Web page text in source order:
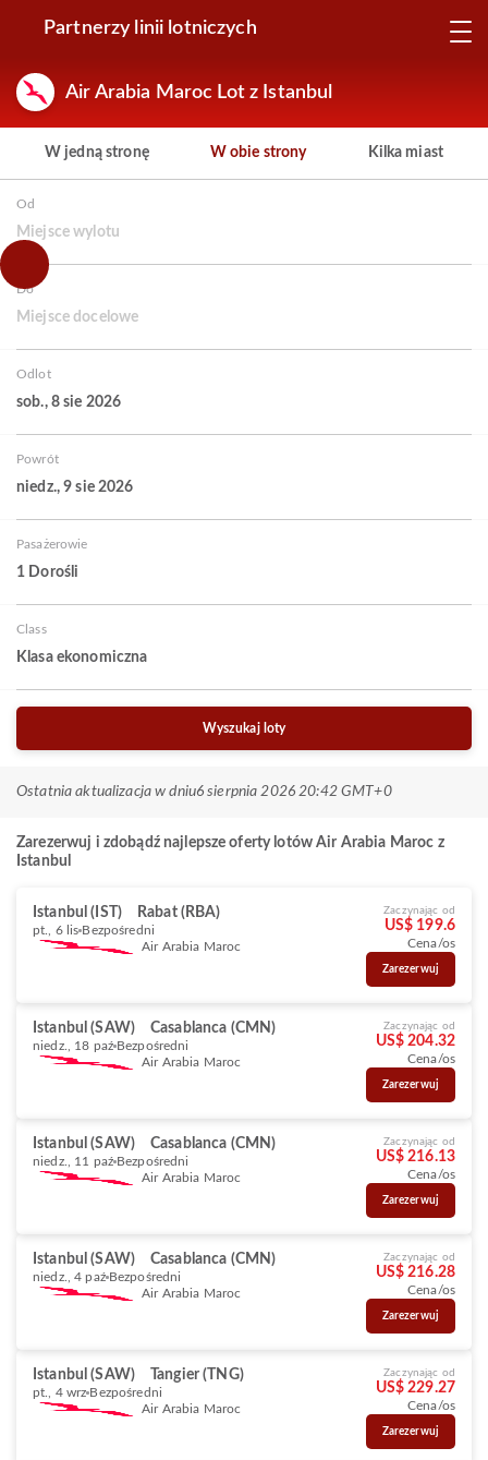
Partnerzy linii lotniczych
Air Arabia Maroc Lot z Istanbul
W jedną stronę W obie strony Kilka miast
Od
Miejsce wylotu
Do
Miejsce docelowe
Odlot
sob., 8 sie 2026
Powrót
niedz., 9 sie 2026
Pasażerowie
1 Dorośli
Class
Klasa ekonomiczna
Wyszukaj loty
Ostatnia aktualizacja w dniu6 sierpnia 2026 20:42 GMT+0
Zarezerwuj i zdobądź najlepsze oferty lotów Air Arabia Maroc z
Istanbul
Istanbul (IST) Rabat (RBA)
pt., 6 lis Bezpośredni
Air Arabia Maroc
Zaczynając od
US$ 199.6
Cena/os
Zarezerwuj
Istanbul (SAW) Casablanca (CMN)
niedz., 18 paź Bezpośredni
Air Arabia Maroc
Zaczynając od
US$ 204.32
Cena/os
Zarezerwuj
Istanbul (SAW) Casablanca (CMN)
niedz., 11 paź Bezpośredni
Air Arabia Maroc
Zaczynając od
US$ 216.13
Cena/os
Zarezerwuj
Istanbul (SAW) Casablanca (CMN)
niedz., 4 paź Bezpośredni
Air Arabia Maroc
Zaczynając od
US$ 216.28
Cena/os
Zarezerwuj
Istanbul (SAW) Tangier (TNG)
pt., 4 wrz Bezpośredni
Air Arabia Maroc
Zaczynając od
US$ 229.27
Cena/os
Zarezerwuj